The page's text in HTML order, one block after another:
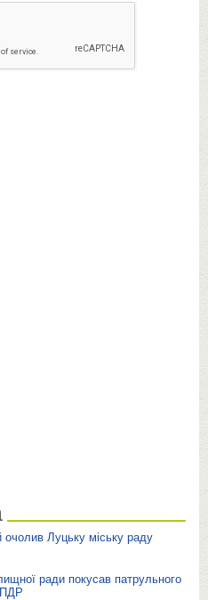
очолив Луцьку міську раду
ради покусав патрульного
ПДР